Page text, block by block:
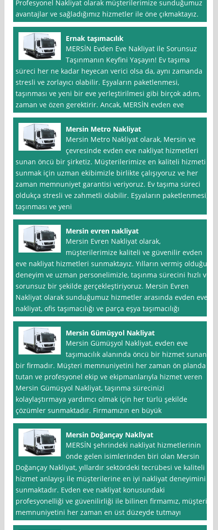
Profesyonel Nakliyat olarak müşterilerimize sunduğumuz
avantajlar ve sağladığımız hizmetler ile öne çıkmaktayız.
Ernak taşımacılık
MERSİN Evden Eve Nakliyat ile Sorunsuz
Taşınmanın Keyfini Yaşayın! Ev taşıma
süreci her ne kadar heyecan verici olsa da, aynı zamanda
stresli ve zorlayıcı olabilir. Eşyaların paketlenmesi,
taşınması ve yeni bir eve yerleştirilmesi gibi birçok adım,
zaman ve özen gerektirir. Ancak, MERSİN evden eve
Mersin Metro Nakliyat
Mersin Metro Nakliyat olarak, Mersin ve
çevresinde evden eve nakliyat hizmetleri
sunan öncü bir şirketiz. Müşterilerimize en kaliteli hizmeti
sunmak için uzman ekibimizle birlikte çalışıyoruz ve her
zaman memnuniyet garantisi veriyoruz. Ev taşıma süreci
oldukça stresli ve zahmetli olabilir. Eşyaların paketlenmesi,
taşınması ve yeni
Mersin evren nakliyat
Mersin Evren Nakliyat olarak,
müşterilerimize kaliteli ve güvenilir evden
eve nakliyat hizmetleri sunmaktayız. Yılların vermiş olduğu
deneyim ve uzman personelimizle, taşınma sürecini hızlı ve
sorunsuz bir şekilde gerçekleştiriyoruz. Mersin Evren
Nakliyat olarak sunduğumuz hizmetler arasında evden eve
nakliyat, ofis taşımacılığı ve parça eşya taşımacılığı
Mersin Gümüşyol Nakliyat
Mersin Gümüşyol Nakliyat, evden eve
taşımacılık alanında öncü bir hizmet sunan
bir firmadır. Müşteri memnuniyetini her zaman ön planda
tutan ve profesyonel ekip ve ekipmanlarıyla hizmet veren
Mersin Gümüşyol Nakliyat, taşınma sürecinizi
kolaylaştırmaya yardımcı olmak için her türlü şekilde
çözümler sunmaktadır. Firmamızın en büyük
Mersin Doğançay Nakliyat
MERSİN şehrindeki nakliyat hizmetlerinin
önde gelen isimlerinden biri olan Mersin
Doğançay Nakliyat, yıllardır sektördeki tecrübesi ve kaliteli
hizmet anlayışı ile müşterilerine en iyi nakliyat deneyimini
sunmaktadır. Evden eve nakliyat konusundaki
profesyonelliği ve güvenilirliği ile bilinen firmamız, müşteri
memnuniyetini her zaman en üst düzeyde tutmayı